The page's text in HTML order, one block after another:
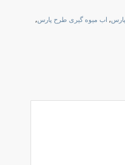
, اب میوه گیری طرح پارس,